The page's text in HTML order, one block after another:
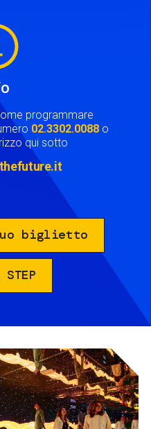
programmare
02.3302.0088 o
qui sotto
biglietto